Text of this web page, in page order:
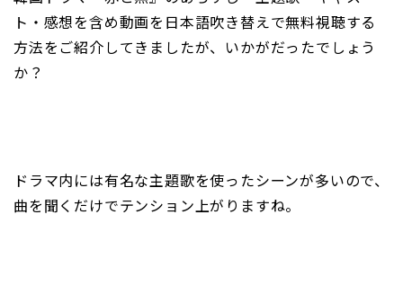
ト・感想を含め動画を日本語吹き替えで無料視聴する
方法をご紹介してきましたが、いかがだったでしょう
か？
ドラマ内には有名な主題歌を使ったシーンが多いので、
曲を聞くだけでテンション上がりますね。